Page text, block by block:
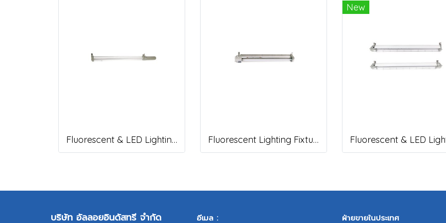
Fluorescent & LED Lighting Fixture, DFP-C Series (Capsule end cap) Fluorescent Lighting Fixture, DNGV Series
New
บริษัท อัลลอยอินดัสทรี จำกัด อีเมล : ฝ่ายขายในประเทศ